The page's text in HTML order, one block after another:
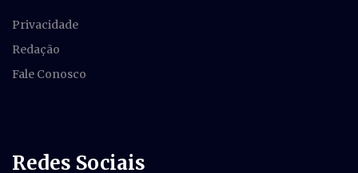
Privacidade
Redação
Fale Conosco
Redes Sociais